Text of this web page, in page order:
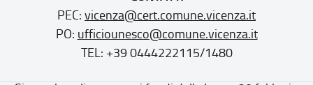
PEC: vicenza@cert.comune.vicenza.it
PO: ufficiounesco@comune.vicenza.it
TEL: +39 0444222115/1480